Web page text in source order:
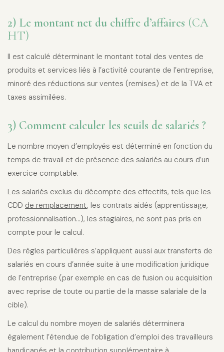
2) Le montant net du chiffre d’affaires (CA
HT)
Il est calculé déterminant le montant total des ventes de
produits et services liés à l’activité courante de l’entreprise,
minoré des réductions sur ventes (remises) et de la TVA et
taxes assimilées.
3) Comment calculer les seuils de salariés ?
Le nombre moyen d’employés est déterminé en fonction du
temps de travail et de présence des salariés au cours d’un
exercice comptable.
Les salariés exclus du décompte des effectifs, tels que les
CDD de remplacement, les contrats aidés (apprentissage,
professionnalisation…), les stagiaires, ne sont pas pris en
compte pour le calcul.
Des règles particulières s’appliquent aussi aux transferts de
salariés en cours d’année suite à une modification juridique
de l’entreprise (par exemple en cas de fusion ou acquisition
avec reprise de toute ou partie de la masse salariale de la
cible).
Le calcul du nombre moyen de salariés déterminera
également l’étendue de l’obligation d’emploi des travailleurs